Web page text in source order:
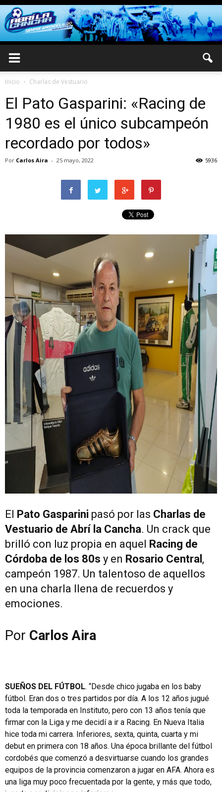
Inicio Charlas de Vestuario
El Pato Gasparini: «Racing de
1980 es el único subcampeón
recordado por todos»
Por Carlos Aira - 25 mayo, 2022 5936
El Pato Gasparini pasó por las Charlas de
Vestuario de Abrí la Cancha. Un crack que
brilló con luz propia en aquel Racing de
Córdoba de los 80s y en Rosario Central ,
campeón 1987. Un talentoso de aquellos
en una charla llena de recuerdos y
emociones.
Por Carlos Aira
SUEÑOS DEL FÚTBOL. “Desde chico jugaba en los baby
fútbol. Eran dos o tres partidos por día. A los 12 años jugué
toda la temporada en Instituto, pero con 13 años tenía que
firmar con la Liga y me decidí a ir a Racing. En Nueva Italia
hice toda mi carrera. Inferiores, sexta, quinta, cuarta y mi
debut en primera con 18 años. Una época brillante del fútbol
cordobés que comenzó a desvirtuarse cuando los grandes
equipos de la provincia comenzaron a jugar en AFA. Ahora es
una liga muy poco frecuentada por la gente, y más que todo,